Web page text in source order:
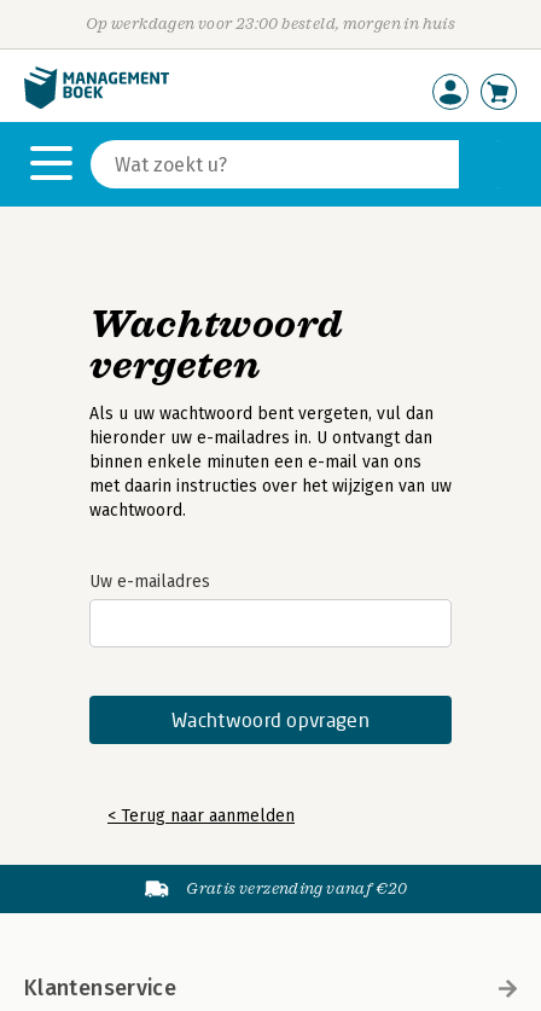
Op werkdagen voor 23:00 besteld, morgen in huis
Wachtwoord
vergeten
Als u uw wachtwoord bent vergeten, vul dan
hieronder uw e-mailadres in. U ontvangt dan
binnen enkele minuten een e-mail van ons
met daarin instructies over het wijzigen van uw
wachtwoord.
Uw e-mailadres
< Terug naar aanmelden
Gratis verzending vanaf €20
Klantenservice